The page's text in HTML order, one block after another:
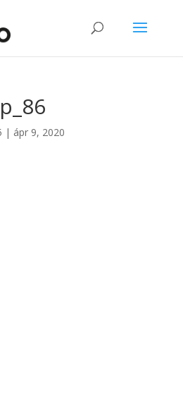
| ápr 9, 2020